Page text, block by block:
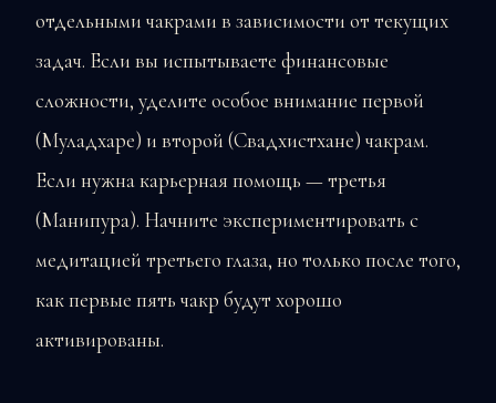
отдельными чакрами в зависимости от текущих
задач. Если вы испытываете финансовые
сложности, уделите особое внимание первой
(Муладхаре) и второй (Свадхистхане) чакрам.
Если нужна карьерная помощь — третья
(Манипура). Начните экспериментировать с
медитацией третьего глаза, но только после того,
как первые пять чакр будут хорошо
активированы.